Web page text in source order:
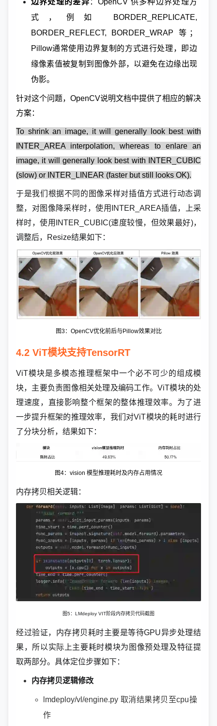
边界处理的差异 ：OpenCV 供多种边界处理方
式，例如 BORDER_REPLICATE,
BORDER_REFLECT, BORDER_WRAP 等；
Pillow通常使用边界复制的方式进行处理，即边
缘像素值被复制到图像外部，以避免在边缘出现
伪影。
针对这个问题，OpenCV说明文档中提供了相应的解决
方案：
To shrink an image, it will generally look best with
INTER_AREA interpolation, whereas to enlare an
image, it will generally look best with INTER_CUBIC
(slow) or INTER_LINEAR (faster but still looks OK).
于是我们根据不同的图像采样对插值方式进行动态调
整，对图像降采样时，使用INTER_AREA插值，上采
样时，使用INTER_CUBIC(速度较慢，但效果最好)，
调整后，Resize结果如下：
图3：OpenCV优化前后与 Pillow效果对比
4.2 ViT模块支持TensorRT
ViT模块是多模态推理框架中一个必不可少的组成模
块，主要负责图像相关处理及编码工作。ViT模块的处
理速度，直接影响整个框架的整体推理效率。为了进
一步提升框架的推理效率，我们对ViT模块的耗时进行
了分块分析，结果如下：
图4：vision 模型推理耗时及内存占用情况
内存拷贝相关逻辑：
图5：LMdeploy VIT阶段内存拷贝代码截图
经过验证，内存拷贝耗时主要是等待GPU异步处理结
果，所以实际上主要耗时模块为图像预处理及特征提
取两部分。具体定位步骤如下：
内存拷贝逻辑修改
lmdeploy/vl/engine.py 取消结果拷贝至cpu操
作